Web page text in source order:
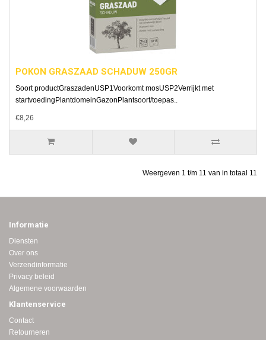
POKON GRASZAAD SCHADUW 250GR
Soort productGraszadenUSP1Voorkomt mosUSP2Verrijkt met
startvoedingPlantdomeinGazonPlantsoort/toepas..
€8,26
Weergeven 1 t/m 11 van in totaal 11
Informatie
Diensten
Over ons
Verzendinformatie
Privacy beleid
Algemene voorwaarden
Klantenservice
Contact
Retourneren